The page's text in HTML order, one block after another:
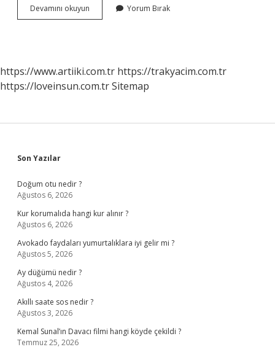
Devamını okuyun
Uykusu
Yorum Bırak
https://www.artiiki.com.tr https://trakyacim.com.tr
https://loveinsun.com.trSitemap
Sidebar
Son Yazılar
Doğum otu nedir ?
Ağustos 6, 2026
Kur korumalıda hangi kur alınır ?
Ağustos 6, 2026
Avokado faydaları yumurtalıklara iyi gelir mi ?
Ağustos 5, 2026
Ay düğümü nedir ?
Ağustos 4, 2026
Akıllı saate sos nedir ?
Ağustos 3, 2026
Kemal Sunal’ın Davacı filmi hangi köyde çekildi ?
Temmuz 25, 2026